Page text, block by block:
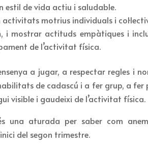
estil de vida actiu i saludable.
motrius individuals i
i mostrar actituds empàtiques i
de l’activitat física.
a jugar, a respectar regles i
de cadascú i a fer grup, a fer
visible i gaudeixi de l’activitat física.
és una aturada per saber com
del segon trimestre.